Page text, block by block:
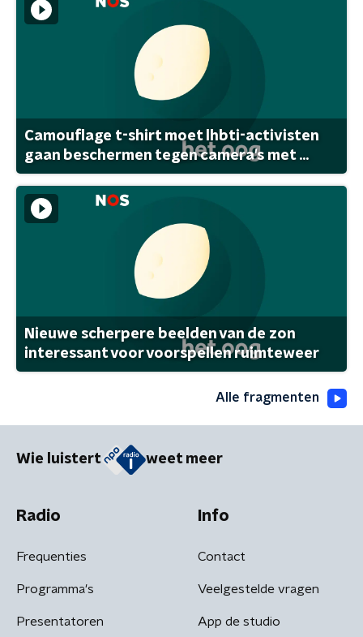
Camouflage t-shirt moet lhbti-activisten
gaan beschermen tegen camera's met ...
Nieuwe scherpere beelden van de zon
interessant voor voorspellen ruimteweer
Alle fragmenten
Wie luistert weet meer
Radio
Frequenties
Programma's
Presentatoren
Info
Contact
Veelgestelde vragen
App de studio